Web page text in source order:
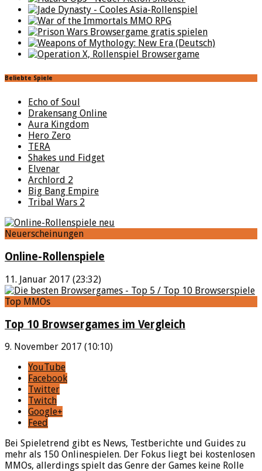
Beliebte Spiele
Echo of Soul
Drakensang Online
Aura Kingdom
Hero Zero
TERA
Shakes und Fidget
Elvenar
Archlord 2
Big Bang Empire
Tribal Wars 2
Neuerscheinungen
Online-Rollenspiele
11. Januar 2017 (23:32)
Top MMOs
Top 10 Browsergames im Vergleich
9. November 2017 (10:10)
YouTube
Facebook
Twitter
Twitch
Google+
Feed
Bei Spieletrend gibt es News, Testberichte und Guides zu
mehr als 150 Onlinespielen. Der Fokus liegt bei kostenlosen
MMOs, allerdings spielt das Genre der Games keine Rolle